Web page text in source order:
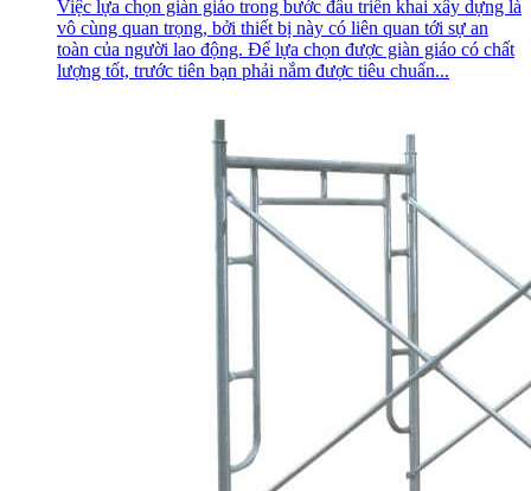
Việc lựa chọn giàn giáo trong bước đầu triển khai xây dựng là
vô cùng quan trọng, bởi thiết bị này có liên quan tới sự an
toàn của người lao động. Để lựa chọn được giàn giáo có chất
lượng tốt, trước tiên bạn phải nắm được tiêu chuẩn...